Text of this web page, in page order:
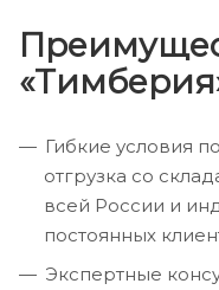
Гибкие условия
отгрузка со
всей России и
постоянных
Экспертные